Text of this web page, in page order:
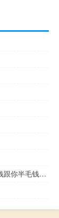
俞敏洪谈儿子：对他说未来想指望爸爸没戏我的钱跟你半毛钱关系没有